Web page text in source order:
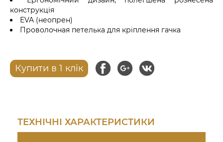
конструкція
EVA (неопрен)
Проволочная петелька для кріплення гачка
Купити в 1 клік
ТЕХНІЧНІ ХАРАКТЕРИСТИКИ